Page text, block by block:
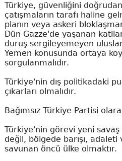
Türkiye, güvenliğini
çatışmaların tarafı haline
planın veya askeri
Dün Gazze'de yaşanan
duruş sergileyemeyen
Yemen konusunda ortaya
sorgulanmalıdır.
Türkiye'nin dış politikadaki
çıkarları olmalıdır.
Bağımsız Türkiye Partisi
Türkiye'nin görevi yeni
değil, bölgede barışı,
savunan öncü ülke olmaktır.